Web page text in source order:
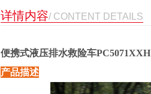
详情内容/ CONTENT DETAILS
便携式液压排水救险车PC5071XXH
产品描述